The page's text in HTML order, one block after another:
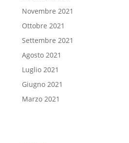
Novembre 2021
Ottobre 2021
Settembre 2021
Agosto 2021
Luglio 2021
Giugno 2021
Marzo 2021